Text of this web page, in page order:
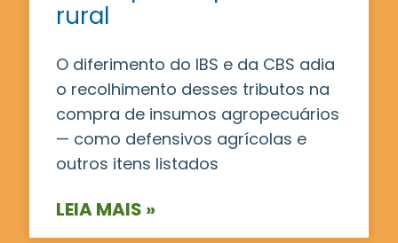
rural
O diferimento do IBS e da CBS adia
o recolhimento desses tributos na
compra de insumos agropecuários
— como defensivos agrícolas e
outros itens listados
LEIA MAIS »